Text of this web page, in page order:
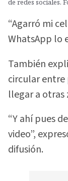
de redes sociales.
“Agarró mi
WhatsApp lo
También
circular entre
llegar a otras
“Y ahí pues
video”,
difusión.